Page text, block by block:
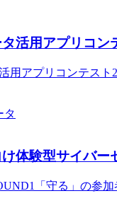
タ活用アプリコ
用アプリコンテス
タ
体験型サイバー
「守る」の参加